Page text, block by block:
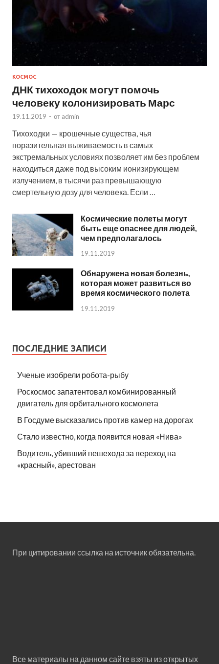
КОСМОС
ДНК тихоходок могут помочь
человеку колонизировать Марс
19.11.2019 - от admin
Тихоходки — крошечные существа, чья
поразительная выживаемость в самых
экстремальных условиях позволяет им без проблем
находиться даже под высоким ионизирующем
излучением, в тысячи раз превышающую
смертельную дозу для человека. Если …
Космические полеты могут
быть еще опаснее для людей,
чем предполагалось
19.11.2019
Обнаружена новая болезнь,
которая может развиться во
время космического полета
19.11.2019
ПОСЛЕДНИЕ ЗАПИСИ
Ученые изобрели робота-рыбу
Роскосмос запатентовал комбинированный
двигатель для орбитального космолета
В Госдуме высказались против камер на дорогах
Стало известно, когда появится новая «Нива»
Водитель, убивший пешехода за переход на
«красный», арестован
При цитировании ссылка на источник обязательна.
Все материалы на данном сайте взяты из открытых